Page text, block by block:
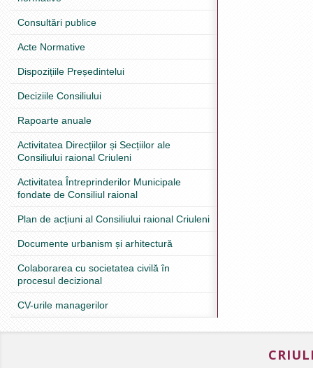
Consultări publice
Acte Normative
Dispozițiile Președintelui
Deciziile Consiliului
Rapoarte anuale
Activitatea Direcțiilor și Secțiilor ale
Consiliului raional Criuleni
Activitatea Întreprinderilor Municipale
fondate de Consiliul raional
Plan de acțiuni al Consiliului raional Criuleni
Documente urbanism și arhitectură
Colaborarea cu societatea civilă în
procesul decizional
CV-urile managerilor